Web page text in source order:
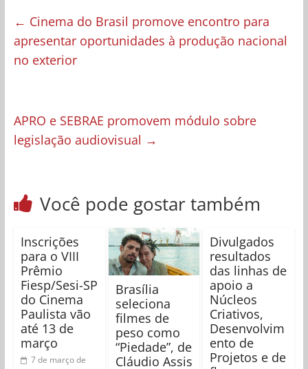
← Cinema do Brasil promove encontro para
apresentar oportunidades à produção nacional
no exterior
APRO e SEBRAE promovem módulo sobre
legislação audiovisual →
Você pode gostar também
Inscrições
para o VIII
Prêmio
Fiesp/Sesi-SP
do Cinema
Paulista vão
até 13 de
março
7 de março de
Brasília
seleciona
filmes de
peso como
“Piedade”, de
Cláudio Assis
Divulgados
resultados
das linhas de
apoio a
Núcleos
Criativos,
Desenvolvim
ento de
Projetos e de